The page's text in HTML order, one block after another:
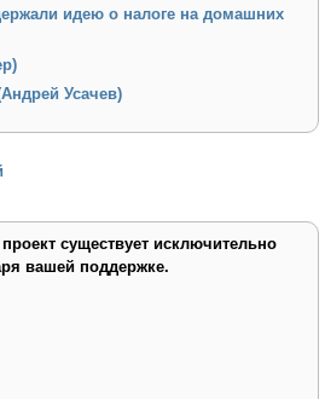
идею о налоге на домашних
Усачев)
существует исключительно
вашей поддержке.